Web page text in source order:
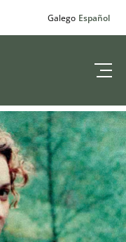
Galego Español
de